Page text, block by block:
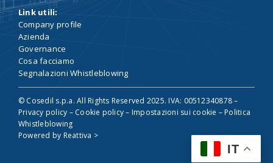
Link utili:
Company profile
Azienda
Governance
Cosa facciamo
Segnalazioni Whistleblowing
© Cosedil s.p.a. All Rights Reserved 2025. IVA: 00512340878 –
Privacy policy – Cookie policy– Impostazioni sui cookie – Politica
Whistleblowing
Powered by Reattiva >
IT